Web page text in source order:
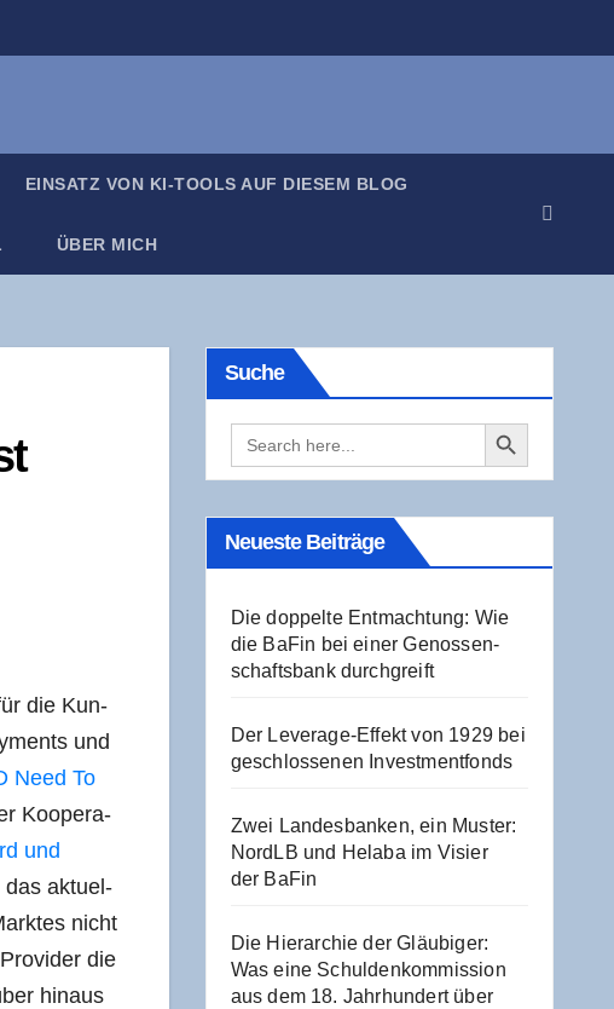
EIN­SATZ VON KI-TOOLS AUF DIE­SEM BLOG
ÜBER MICH
die Kun­
und
Need To
Koope­ra­
und
das aktu­el­
nicht
die
hin­aus
Suche
Search
for:
Search Button
Neu­es­te Beiträge
Die dop­pel­te Ent­mach­tung: Wie
die BaFin bei einer Genos­sen­
schafts­bank durchgreift
Der Levera­ge-Effekt von 1929 bei
geschlos­se­nen Investmentfonds
Zwei Lan­des­ban­ken, ein Mus­ter:
NordLB und Hela­ba im Visier
der BaFin
Die Hier­ar­chie der Gläu­bi­ger:
Was eine Schul­den­kom­mis­si­on
aus dem 18. Jahr­hun­dert über